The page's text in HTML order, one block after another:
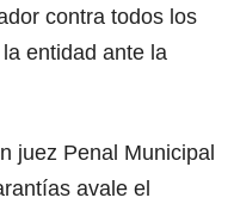
contra todos los
entidad ante la
juez Penal Municipal
avale el